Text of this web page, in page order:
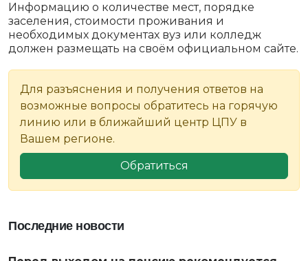
Информацию о количестве мест, порядке
заселения, стоимости проживания и
необходимых документах вуз или колледж
должен размещать на своём официальном сайте.
Для разъяснения и получения ответов на
возможные вопросы обратитесь на горячую
линию или в ближайший центр ЦПУ в
Вашем регионе.
Обратиться
Последние новости